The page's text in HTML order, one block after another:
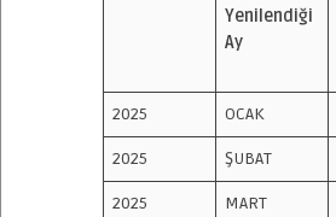
Yenilendiği
Ay
2025 OCAK
2025 ŞUBAT
2025 MART